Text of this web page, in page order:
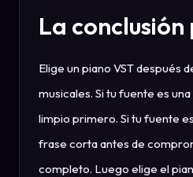
La
Elige un piano VST después
musicales. Si tu fuente es
limpio primero. Si tu fuente
frase corta antes de
completo. Luego elige el